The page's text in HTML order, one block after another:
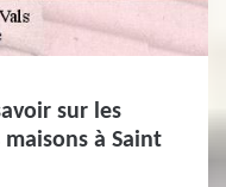
sur les
à Saint